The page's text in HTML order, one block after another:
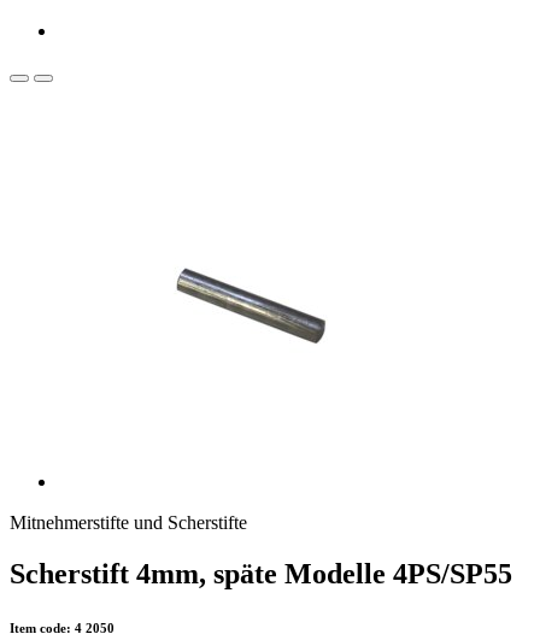
Mitnehmerstifte und Scherstifte
Scherstift 4mm, späte Modelle 4PS/SP55
Item code: 4 2050